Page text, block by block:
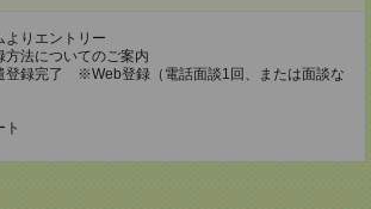
よりエントリー
法についてのご案内
登録完了 ※Web登録（電話面談1回、または面談な
ト